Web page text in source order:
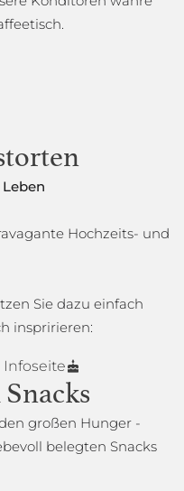
Hochzeits- und
Sie dazu einfach
inspririeren:
großen Hunger -
belegten Snacks